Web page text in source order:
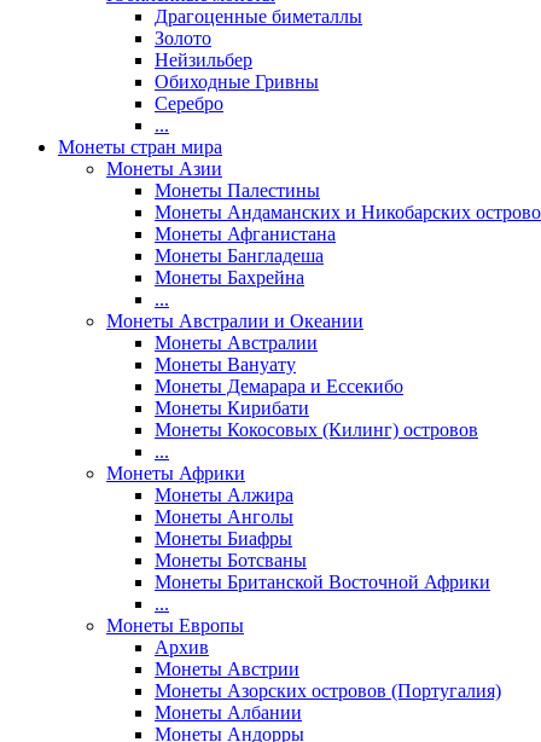
Драгоценные биметаллы
Золото
Нейзильбер
Обиходные Гривны
Серебро
...
Монеты стран мира
Монеты Азии
Монеты Палестины
Монеты Андаманских и Никобарских
Монеты Афганистана
Монеты Бангладеша
Монеты Бахрейна
...
Монеты Австралии и Океании
Монеты Австралии
Монеты Вануату
Монеты Демарара и Ессекибо
Монеты Кирибати
Монеты Кокосовых (Килинг) островов
...
Монеты Африки
Монеты Алжира
Монеты Анголы
Монеты Биафры
Монеты Ботсваны
Монеты Британской Восточной Африки
...
Монеты Европы
Архив
Монеты Австрии
Монеты Азорских островов (Португалия)
Монеты Албании
Монеты Андорры